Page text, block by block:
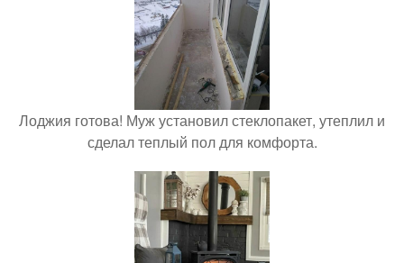
Лоджия готова! Муж установил стеклопакет, утеплил и
сделал теплый пол для комфорта.